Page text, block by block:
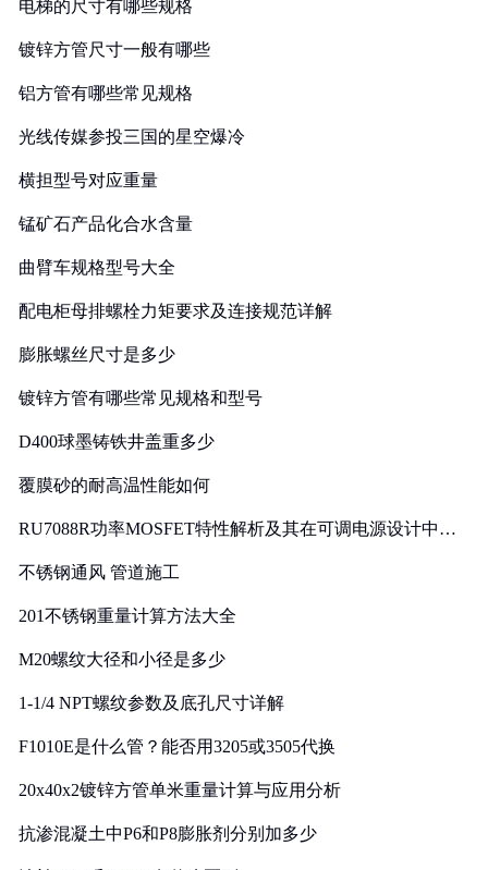
电梯的尺寸有哪些规格
镀锌方管尺寸一般有哪些
铝方管有哪些常见规格
光线传媒参投三国的星空爆冷
横担型号对应重量
锰矿石产品化合水含量
曲臂车规格型号大全
配电柜母排螺栓力矩要求及连接规范详解
膨胀螺丝尺寸是多少
镀锌方管有哪些常见规格和型号
D400球墨铸铁井盖重多少
覆膜砂的耐高温性能如何
RU7088R功率MOSFET特性解析及其在可调电源设计中的
不锈钢通风 管道施工
201不锈钢重量计算方法大全
M20螺纹大径和小径是多少
1-1/4 NPT螺纹参数及底孔尺寸详解
F1010E是什么管？能否用3205或3505代换
20x40x2镀锌方管单米重量计算与应用分析
抗渗混凝土中P6和P8膨胀剂分别加多少